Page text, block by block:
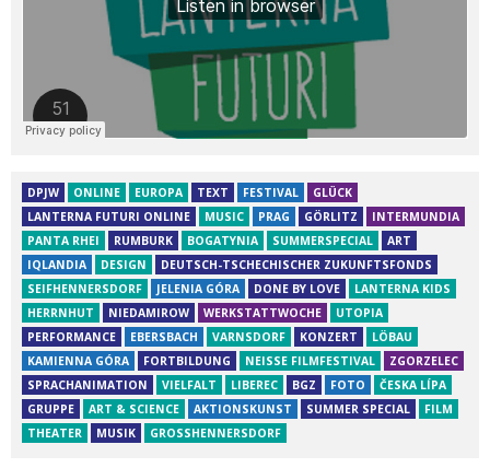
DPJW ONLINE EUROPA TEXT FESTIVAL
GLÜCK
LANTERNA FUTURI ONLINE
MUSIC PRAG GÖRLITZ
INTERMUNDIA
PANTA RHEI
RUMBURK BOGATYNIA SUMMERSPECIAL
ART
IQLANDIA
DESIGN
DEUTSCH-TSCHECHISCHER ZUKUNFTSFONDS
SEIFHENNERSDORF
JELENIA GÓRA DONE BY LOVE
LANTERNA KIDS
HERRNHUT
NIEDAMIROW WERKSTATTWOCHE
UTOPIA
PERFORMANCE
EBERSBACH VARNSDORF KONZERT
LÖBAU
KAMIENNA GÓRA
FORTBILDUNG NEISSE FILMFESTIVAL
ZGORZELEC
SPRACHANIMATION
VIELFALT LIBEREC BGZ FOTO
ČESKA LÍPA
GRUPPE
ART & SCIENCE AKTIONSKUNST SUMMER SPECIAL
FILM
THEATER
MUSIK GROSSHENNERSDORF